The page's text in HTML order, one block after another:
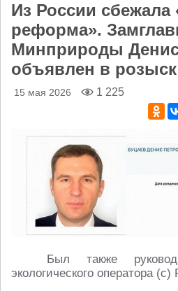
Из России сбежала
реформа».
Минприроды
объявлен в розыск
15 мая 2026 1 225
Был также
экологического оператора (с)